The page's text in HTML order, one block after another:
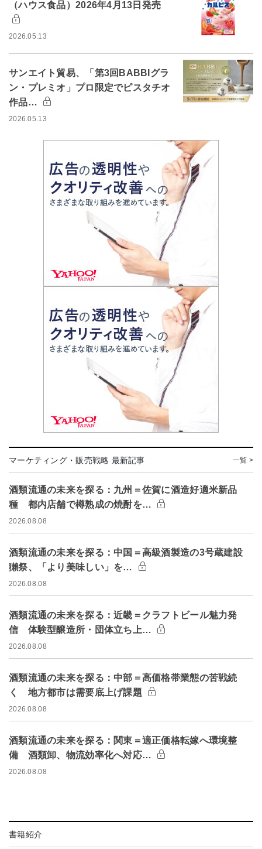
（ハウス食品）2026年4月13日発売
2026.05.13
サンエイト貿易、「第3回BABBIグラ
ン・プレミオ」プロ限定でピスタチオ
作品…
2026.05.13
マーケティング・販売戦略 最新記事 一覧 >
酒類流通の未来を探る：九州＝佐賀に酒造好適米新品
種 都内店舗で樽熟成の焼酎を…
2026.08.08
酒類流通の未来を探る：中国＝高級酒製造の3号蔵建設
獺祭、「より美味しい」を…
2026.08.08
酒類流通の未来を探る：近畿＝クラフトビール魅力発
信 体験型醸造所・団体立ち上…
2026.08.08
酒類流通の未来を探る：中部＝高価格帯業態の苦戦続
く 地方都市は需要底上げ課題
2026.08.08
酒類流通の未来を探る：関東＝適正価格転嫁へ環境整
備 酒類卸、物流効率化へ対応…
2026.08.08
書籍紹介